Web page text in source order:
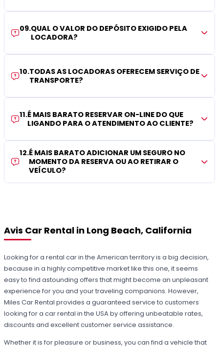
09.QUAL O VALOR DO DEPÓSITO EXIGIDO PELA
LOCADORA?
10.TODAS AS LOCADORAS OFERECEM SERVIÇO DE
TRANSPORTE?
11.É MAIS BARATO RESERVAR ON-LINE DO QUE
LIGANDO PARA O ATENDIMENTO AO CLIENTE?
12.É MAIS BARATO ADICIONAR UM SEGURO NO
MOMENTO DA RESERVA OU AO RETIRAR O
VEÍCULO?
Avis Car Rental in Long Beach, California
Looking for a rental car in the American territory is a big decision,
because in a highly competitive market like this one, it seems
easy to find astounding offers that might become an unpleasant
experience for you and your traveling companions. However,
Miles Car Rental provides a guaranteed service to customers
looking for a car rental in the USA by offering unbeatable rates,
discounts and excellent customer service assistance.
Whether it is for pleasure or business, you can find a vehicle that